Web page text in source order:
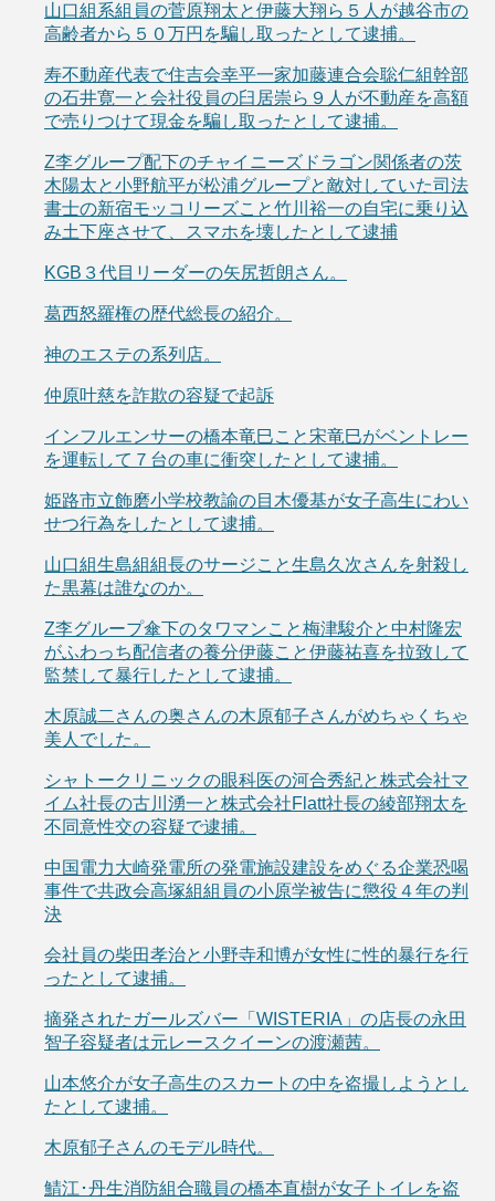
山口組系組員の菅原翔太と伊藤大翔ら５人が越谷市の
高齢者から５０万円を騙し取ったとして逮捕。
寿不動産代表で住吉会幸平一家加藤連合会聡仁組幹部
の石井寛一と会社役員の臼居崇ら９人が不動産を高額
で売りつけて現金を騙し取ったとして逮捕。
Z李グループ配下のチャイニーズドラゴン関係者の茨
木陽太と小野航平が松浦グループと敵対していた司法
書士の新宿モッコリーズこと竹川裕一の自宅に乗り込
み土下座させて、スマホを壊したとして逮捕
KGB３代目リーダーの矢尻哲朗さん。
葛西怒羅権の歴代総長の紹介。
神のエステの系列店。
仲原叶慈を詐欺の容疑で起訴
インフルエンサーの橋本竜巳こと宋竜巳がベントレー
を運転して７台の車に衝突したとして逮捕。
姫路市立飾磨小学校教諭の目木優基が女子高生にわい
せつ行為をしたとして逮捕。
山口組生島組組長のサージこと生島久次さんを射殺し
た黒幕は誰なのか。
Z李グループ傘下のタワマンこと梅津駿介と中村隆宏
がふわっち配信者の養分伊藤こと伊藤祐喜を拉致して
監禁して暴行したとして逮捕。
木原誠二さんの奥さんの木原郁子さんがめちゃくちゃ
美人でした。
シャトークリニックの眼科医の河合秀紀と株式会社マ
イム社長の古川湧一と株式会社Flatt社長の綾部翔太を
不同意性交の容疑で逮捕。
中国電力大崎発電所の発電施設建設をめぐる企業恐喝
事件で共政会高塚組組員の小原学被告に懲役４年の判
決
会社員の柴田孝治と小野寺和博が女性に性的暴行を行
ったとして逮捕。
摘発されたガールズバー「WISTERIA」の店長の永田
智子容疑者は元レースクイーンの渡瀬茜。
山本悠介が女子高生のスカートの中を盗撮しようとし
たとして逮捕。
木原郁子さんのモデル時代。
鯖江･丹生消防組合職員の橋本直樹が女子トイレを盗